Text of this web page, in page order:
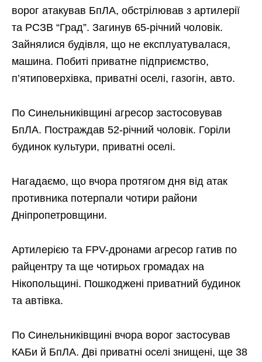
ворог атакував БпЛА, обстрілював з артилерії
та РСЗВ “Град”. Загинув 65-річний чоловік.
Зайнялися будівля, що не експлуатувалася,
машина. Побиті приватне підприємство,
п’ятиповерхівка, приватні оселі, газогін, авто.
По Синельниківщині агресор застосовував
БпЛА. Постраждав 52-річний чоловік. Горіли
будинок культури, приватні оселі.
Нагадаємо, що вчора протягом дня від атак
противника потерпали чотири райони
Дніпропетровщини.
Артилерією та FPV-дронами агресор гатив по
райцентру та ще чотирьох громадах на
Нікопольщині. Пошкоджені приватний будинок
та автівка.
По Синельниківщині вчора ворог застосував
КАБи й БпЛА. Дві приватні оселі знищені, ще 38